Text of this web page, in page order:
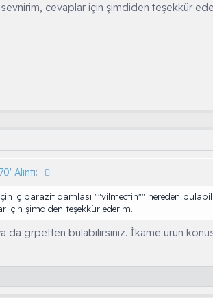
sevnirim, cevaplar için şimdiden teşekkür
Alıntı:
iç parazit damlası ""vilmectin"" nereden
için şimdiden teşekkür ederim.
da grpetten bulabilirsiniz. İkame ürün